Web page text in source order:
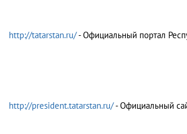
http://tatarstan.ru/- Официальный портал
http://president.tatarstan.ru/- Официальный